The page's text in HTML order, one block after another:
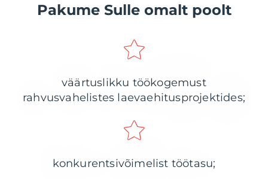
Pakume Sulle omalt poolt
väärtuslikku töökogemust
rahvusvahelistes laevaehitusprojektides;
konkurentsivõimelist töötasu;